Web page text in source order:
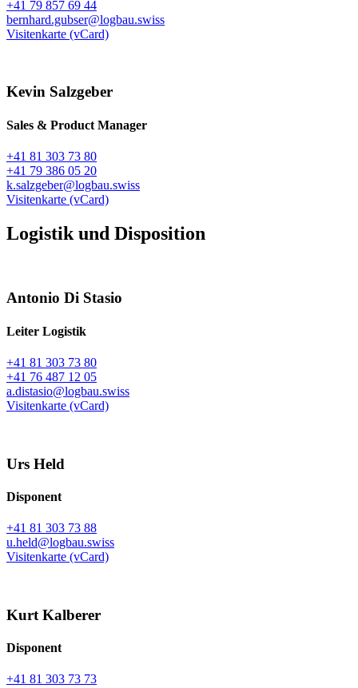
+41 79 857 69 44
bernhard.gubser@logbau.swiss
Visitenkarte (vCard)
Kevin Salzgeber
Sales & Product Manager
+41 81 303 73 80
+41 79 386 05 20
k.salzgeber@logbau.swiss
Visitenkarte (vCard)
Logistik und Disposition
Antonio Di Stasio
Leiter Logistik
+41 81 303 73 80
+41 76 487 12 05
a.distasio@logbau.swiss
Visitenkarte (vCard)
Urs Held
Disponent
+41 81 303 73 88
u.held@logbau.swiss
Visitenkarte (vCard)
Kurt Kalberer
Disponent
+41 81 303 73 73